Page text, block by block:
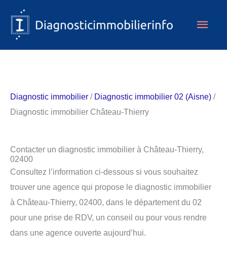
contenu
Diagnostic immobilier / Diagnostic immobilier 02 (Aisne) /
Diagnostic immobilier Château-Thierry
Contacter un diagnostic immobilier à Château-Thierry,
02400
Consultez l’information ci-dessous si vous souhaitez
trouver une agence qui propose le diagnostic immobilier
à Château-Thierry, 02400, dans le département du 02
pour une prise de RDV, un conseil ou pour vous rendre
dans une agence ouverte aujourd’hui.